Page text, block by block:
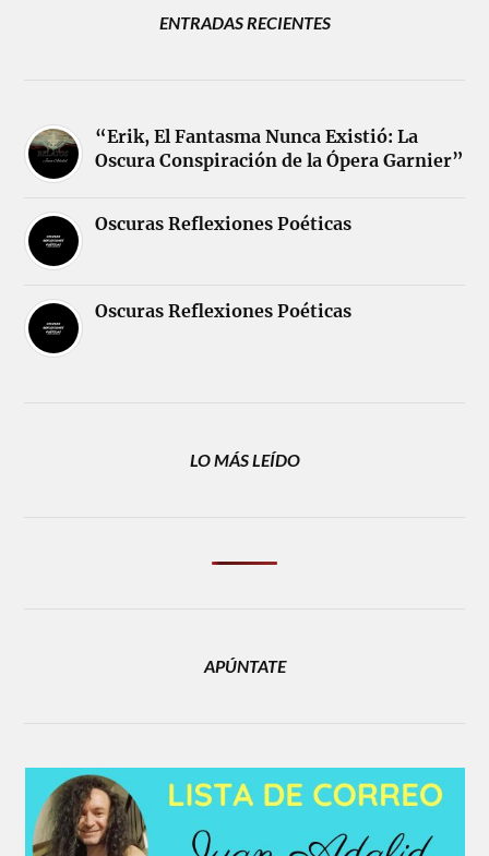
ENTRADAS RECIENTES
“Erik, El Fantasma Nunca Existió: La
Oscura Conspiración de la Ópera Garnier”
Oscuras Reflexiones Poéticas
Oscuras Reflexiones Poéticas
LO MÁS LEÍDO
APÚNTATE